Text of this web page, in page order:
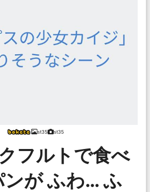
st35 st35
フルトで食べ
ンが ふわ… ふ